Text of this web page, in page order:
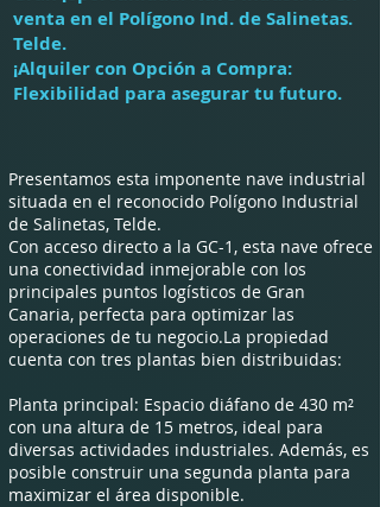
venta en el Polígono Ind. de Salinetas.
Telde.
¡Alquiler con Opción a Compra:
Flexibilidad para asegurar tu futuro.
Presentamos esta imponente nave industrial
situada en el reconocido Polígono Industrial
de Salinetas, Telde.
Con acceso directo a la GC-1, esta nave ofrece
una conectividad inmejorable con los
principales puntos logísticos de Gran
Canaria, perfecta para optimizar las
operaciones de tu negocio.La propiedad
cuenta con tres plantas bien distribuidas:
Planta principal: Espacio diáfano de 430 m²
con una altura de 15 metros, ideal para
diversas actividades industriales. Además, es
posible construir una segunda planta para
maximizar el área disponible.